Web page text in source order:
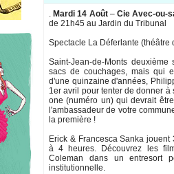
. Mardi 14 Août–Cie Avec-ou-
de 21h45 au Jardin du Tribunal
Spectacle La Déferlante (théâtre
Saint-Jean-de-Monts
sacs de couchages, mais qui
d'une quinzaine d'années,
1er avril pour tenter de donner
one (numéro un) qui devrait
l'ambassadeur de votre
la première !
Erick & Francesca Sanka
à 4 heures. Découvrez les
Coleman dans un entresort
institutionnelle.